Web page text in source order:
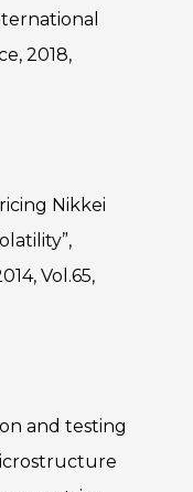
2018,
Nikkei
Vol.65,
and testing